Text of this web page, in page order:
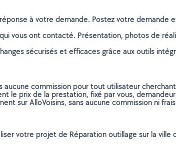
à votre demande. Postez votre
vous ont contacté. Présentation, photos de
sécurisés et efficaces grâce aux outils
commission pour tout utilisateur
le prix de la prestation, fixé par vous,
sur AlloVoisins, sans aucune commission ni
votre projet de Réparation outillage sur la